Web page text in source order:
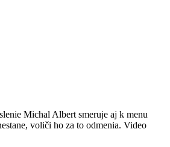
Michal Albert smeruje aj k menu
voliči ho za to odmenia. Video